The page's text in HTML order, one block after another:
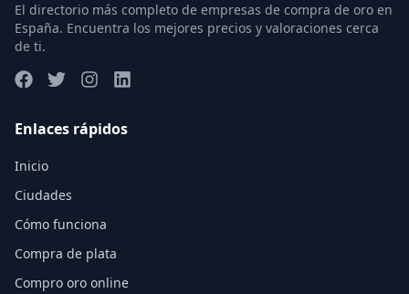
El directorio más completo de empresas de compra de oro en
España. Encuentra los mejores precios y valoraciones cerca
de ti.
Enlaces rápidos
Inicio
Ciudades
Cómo funciona
Compra de plata
Compro oro online